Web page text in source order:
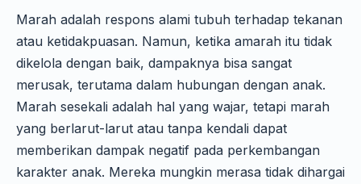
Marah adalah respons alami tubuh terhadap tekanan
atau ketidakpuasan. Namun, ketika amarah itu tidak
dikelola dengan baik, dampaknya bisa sangat
merusak, terutama dalam hubungan dengan anak.
Marah sesekali adalah hal yang wajar, tetapi marah
yang berlarut-larut atau tanpa kendali dapat
memberikan dampak negatif pada perkembangan
karakter anak. Mereka mungkin merasa tidak dihargai